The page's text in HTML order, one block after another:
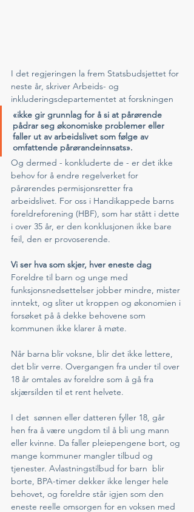
I det regjeringen la frem Statsbudsjettet for
neste år, skriver Arbeids- og
inkluderingsdepartementet at forskningen
«ikke gir grunnlag for å si at pårørende
pådrar seg økonomiske problemer eller
faller ut av arbeidslivet som følge av
omfattende pårørandeinnsats».
Og dermed - konkluderte de - er det ikke
behov for å endre regelverket for
pårørendes permisjonsretter fra
arbeidslivet. For oss i Handikappede barns
foreldreforening (HBF), som har stått i dette
i over 35 år, er den konklusjonen ikke bare
feil, den er provoserende.
Vi ser hva som skjer, hver eneste dag
Foreldre til barn og unge med
funksjonsnedsettelser jobber mindre, mister
inntekt, og sliter ut kroppen og økonomien i
forsøket på å dekke behovene som
kommunen ikke klarer å møte.
Når barna blir voksne, blir det ikke lettere,
det blir verre. Overgangen fra under til over
18 år omtales av foreldre som å gå fra
skjærsilden til et rent helvete.
I det  sønnen eller datteren fyller 18, går
hen fra å være ungdom til å bli ung mann
eller kvinne. Da faller pleiepengene bort, og
mange kommuner mangler tilbud og
tjenester. Avlastningstilbud for barn  blir
borte, BPA-timer dekker ikke lenger hele
behovet, og foreldre står igjen som den
eneste reelle omsorgen for en voksen med